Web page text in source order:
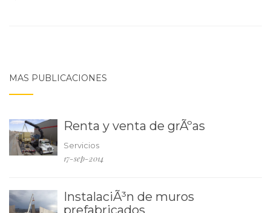
MAS PUBLICACIONES
Renta y venta de grÃºas
Servicios
17-sep-2014
InstalaciÃ³n de muros
prefabricados